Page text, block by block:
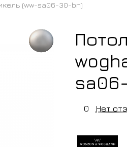
(ww-sa06-30-bn)
0 Нет